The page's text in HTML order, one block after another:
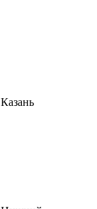
Казань